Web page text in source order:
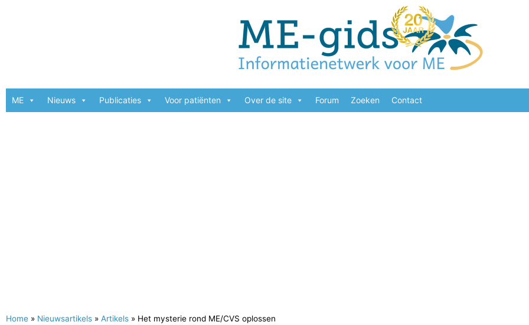
ME Nieuws Publicaties Voor patiënten Over de site Forum Zoeken Contact
Home » Nieuwsartikels » Artikels » Het mysterie rond ME/CVS oplossen